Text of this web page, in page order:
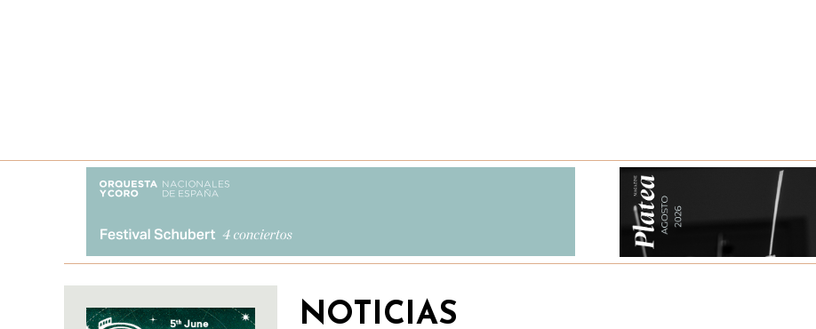
NOTICIAS